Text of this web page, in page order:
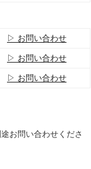
▷ お問い合わせ
▷ お問い合わせ
▷ お問い合わせ
お問い合わせくださ